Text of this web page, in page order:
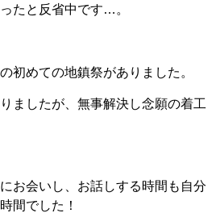
たと反省中です…。
初めての地鎮祭がありました。
ましたが、無事解決し念願の着工
お会いし、お話しする時間も自分
間でした！